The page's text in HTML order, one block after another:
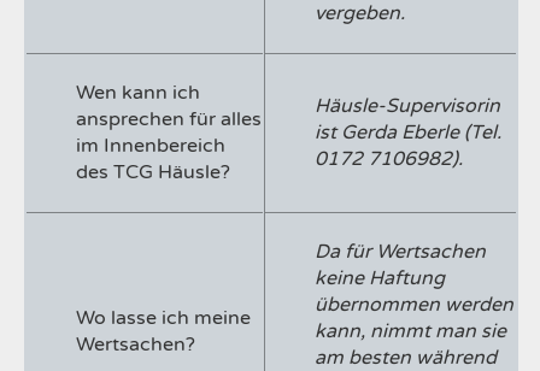
vergeben.
Wen kann ich
ansprechen für alles
im Innenbereich
des TCG Häusle?
Häusle-Supervisorin
ist Gerda Eberle (Tel.
0172 7106982).
Wo lasse ich meine
Wertsachen?
Da für Wertsachen
keine Haftung
übernommen werden
kann, nimmt man sie
am besten während